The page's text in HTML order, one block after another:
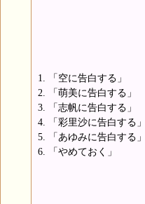
「空に告白する」
「萌美に告白する」
「志帆に告白する」
「彩里沙に告白する」
「あゆみに告白する」
「やめておく」